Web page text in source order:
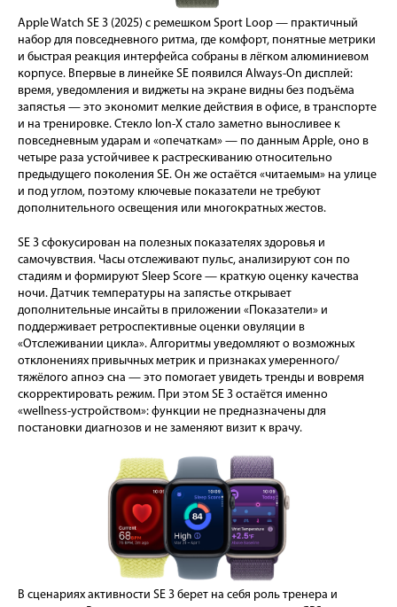
Apple Watch SE 3 (2025) с ремешком Sport Loop — практичный
набор для повседневного ритма, где комфорт, понятные метрики
и быстрая реакция интерфейса собраны в лёгком алюминиевом
корпусе. Впервые в линейке SE появился Always-On дисплей:
время, уведомления и виджеты на экране видны без подъёма
запястья — это экономит мелкие действия в офисе, в транспорте
и на тренировке. Стекло Ion-X стало заметно выносливее к
повседневным ударам и «опечаткам» — по данным Apple, оно в
четыре раза устойчивее к растрескиванию относительно
предыдущего поколения SE. Он же остаётся «читаемым» на улице
и под углом, поэтому ключевые показатели не требуют
дополнительного освещения или многократных жестов.
SE 3 сфокусирован на полезных показателях здоровья и
самочувствия. Часы отслеживают пульс, анализируют сон по
стадиям и формируют Sleep Score — краткую оценку качества
ночи. Датчик температуры на запястье открывает
дополнительные инсайты в приложении «Показатели» и
поддерживает ретроспективные оценки овуляции в
«Отслеживании цикла». Алгоритмы уведомляют о возможных
отклонениях привычных метрик и признаках умеренного/
тяжёлого апноэ сна — это помогает увидеть тренды и вовремя
скорректировать режим. При этом SE 3 остаётся именно
«wellness-устройством»: функции не предназначены для
постановки диагнозов и не заменяют визит к врачу.
В сценариях активности SE 3 берет на себя роль тренера и